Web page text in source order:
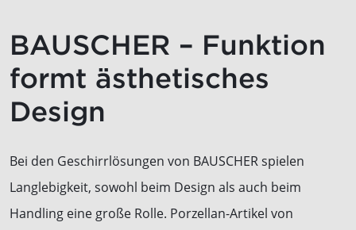
BAUSCHER – Funktion
formt ästhetisches
Design
Bei den Geschirrlösungen von BAUSCHER spielen
Langlebigkeit, sowohl beim Design als auch beim
Handling eine große Rolle. Porzellan-Artikel von